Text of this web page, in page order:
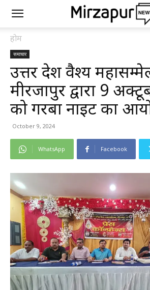
होम
समाचार
उत्तर प्रदेश वैश्य
मीरजापुर द्वारा 9
को गरबा नाइट का
October 9, 2024
WhatsApp Facebook